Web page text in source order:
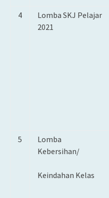
4
Lomba SKJ Pelajar
2021
5
Lomba
Kebersihan/
Keindahan Kelas